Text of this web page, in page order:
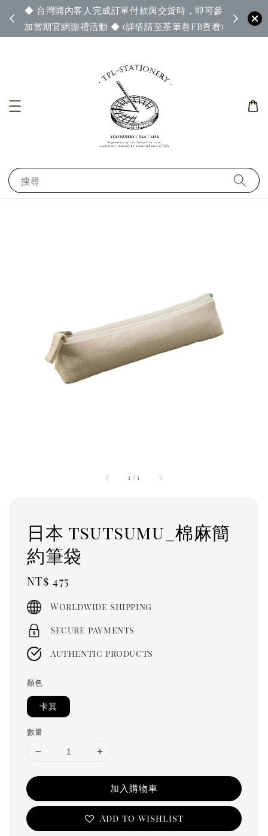
◆ 台灣國內客人完成訂單付款與交貨時，即可參
加當期官網謝禮活動 ◆ (詳情請至茶筆巷FB查看)
◆ 官
搜尋
1 /1
日本 tsutsumu_棉麻簡
約筆袋
Regular
price
NT$ 475
Worldwide shipping
Secure payments
Authentic products
顏色
卡其
數量
加入購物車
Add to wishlist